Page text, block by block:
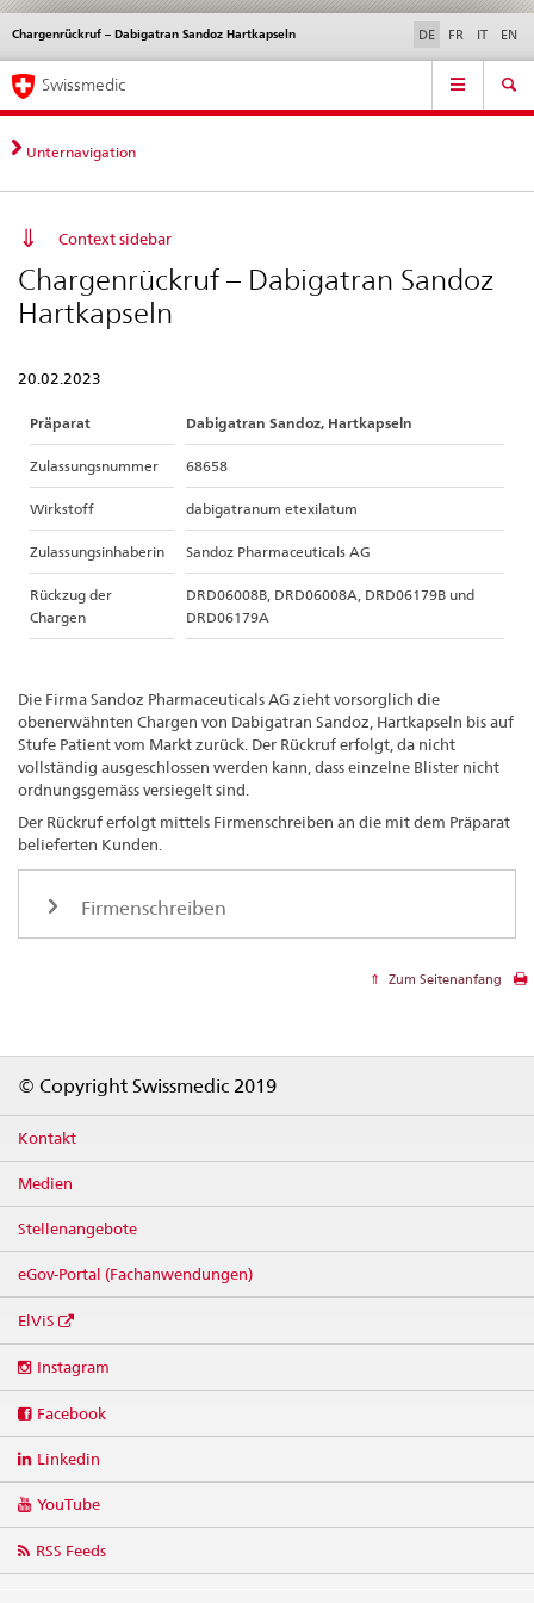
Direktnavigation
News,
Rechtsgrundlagen,
Kontakt
News & Updates Kontakt | Support & Hilfe
Chargenrückruf – Dabigatran Sandoz Hartkapseln
Sprachwahl DE FR IT EN
Service
Hauptnavigation
Swissmedic
Unternavigation
Context sidebar
Chargenrückruf – Dabigatran Sandoz
Hartkapseln
20.02.2023
Präparat Dabigatran Sandoz, Hartkapseln
Zulassungsnummer 68658
Wirkstoff dabigatranum etexilatum
Zulassungsinhaberin Sandoz Pharmaceuticals AG
Rückzug der
Chargen
DRD06008B, DRD06008A, DRD06179B und
DRD06179A
Die Firma Sandoz Pharmaceuticals AG zieht vorsorglich die
obenerwähnten Chargen von Dabigatran Sandoz, Hartkapseln bis auf
Stufe Patient vom Markt zurück. Der Rückruf erfolgt, da nicht
vollständig ausgeschlossen werden kann, dass einzelne Blister nicht
ordnungsgemäss versiegelt sind.
Der Rückruf erfolgt mittels Firmenschreiben an die mit dem Präparat
belieferten Kunden.
Firmenschreiben
Zum Seitenanfang
© Copyright Swissmedic 2019
Kontakt
Medien
Stellenangebote
eGov-Portal (Fachanwendungen)
ElViS
media
Instagram
Facebook
Linkedin
YouTube
RSS Feeds